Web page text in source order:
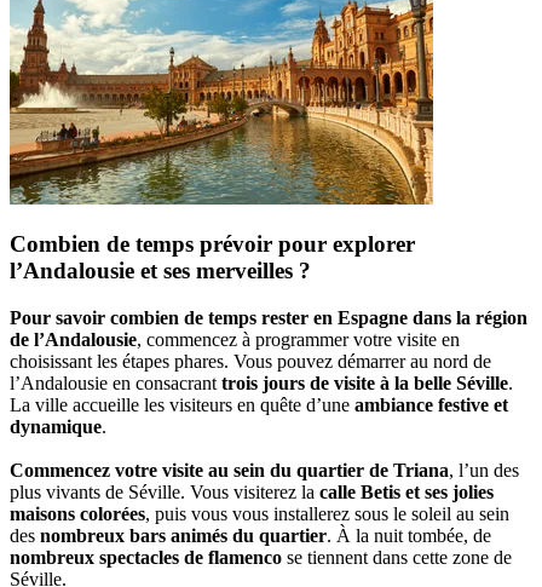
Combien de temps prévoir pour explorer
l’Andalousie et ses merveilles ?
Pour savoir combien de temps rester en Espagne dans la région
de l’Andalousie, commencez à programmer votre visite en
choisissant les étapes phares. Vous pouvez démarrer au nord de
l’Andalousie en consacrant trois jours de visite à la belle Séville.
La ville accueille les visiteurs en quête d’une ambiance festive et
dynamique.
Commencez votre visite au sein du quartier de Triana, l’un des
plus vivants de Séville. Vous visiterez la calle Betis et ses jolies
maisons colorées, puis vous vous installerez sous le soleil au sein
des nombreux bars animés du quartier. À la nuit tombée, de
nombreux spectacles de flamenco se tiennent dans cette zone de
Séville.